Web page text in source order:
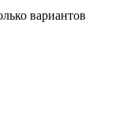
вариантов